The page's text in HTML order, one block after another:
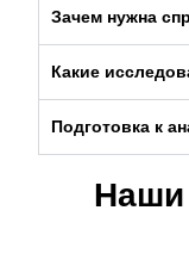
Зачем нужна
Какие
Подготовка к
Наши